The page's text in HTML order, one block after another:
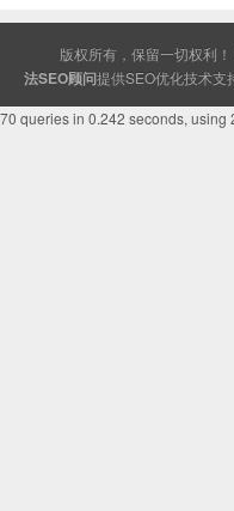
版权所有，保留一切权利！
法SEO顾问提供SEO优化技术支
70 queries in 0.242 seconds, using